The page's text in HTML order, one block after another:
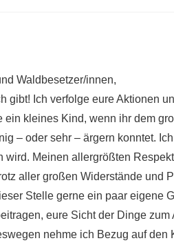
Waldbesetzer/innen,
gibt! Ich verfolge eure Aktionen
ein kleines Kind, wenn ihr dem
– oder sehr – ärgern konntet.
wird. Meinen allergrößten
aller großen Widerstände und
Stelle gerne ein paar eigene
eure Sicht der Dinge
nehme ich Bezug auf den